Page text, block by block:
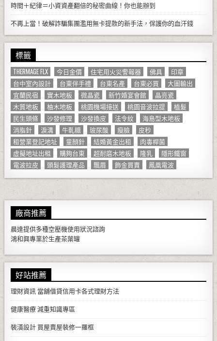
時間＋紀律＝小資資產翻倍的秘密曲線！你也能辦到
不再上當！破解詐騙集團濫用無卡提款的新手法，保護你的血汗錢
標籤
THERMAGE FLX 今日金價 住宅用火災警報器 佛具
印章
台中室內設計
台東伴手禮 台東名產 台東必買
大圖輸出
宜蘭民宿
實木地板 微晶瓷 新竹婚宴會館
晶亮瓷
木質地板
柚木地板 桃園機場接送 桃園音波拉提
植髮
民生頭條
沙發修理 沙發換皮 法令紋
海島型木地板
消脂針
淚溝 牛軋糖 玻尿酸 瘦臉
皮秒
租營業登記地址
童顏針 結婚黃金出租
肉毒桿菌
虛擬地址出租
購夠台東 超耐磨木地板 隆乳
隱形鐵窗
電波拉皮
頭髮護理產品 飄眉 飾金買賣 鳳凰電波
廠商推薦
晨達提供多種空壓機使用狀況諮詢
鴻和興專業於生產茶葉罐
好站推薦
理財資訊 當舖借貸信用卡各式理財方法
健康醫療 減重知識專區
裝潢設計 買屋賣屋裝修一羅框